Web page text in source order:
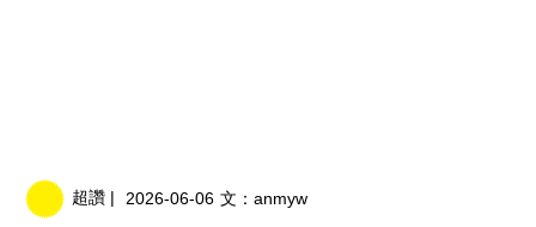
超讚 | 2026-06-06 文： anmyw